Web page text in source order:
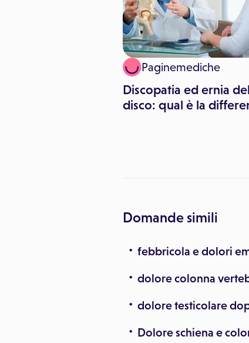
Paginemediche
Discopatia ed ernia del
disco: qual è la
Domande simili
febbricola e dolori
dolore colonna
dolore testicolare
Dolore schiena e